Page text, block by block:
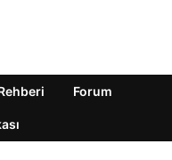
Forum